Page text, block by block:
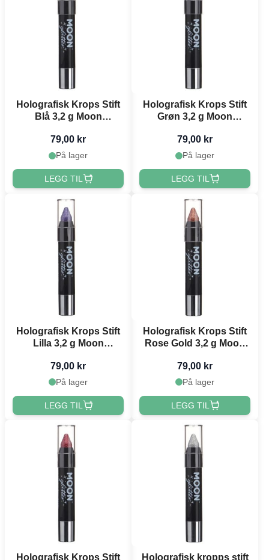
Holografisk Krops Stift
Blå 3,2 g Moon
79,00 kr
På lager
LEGG TIL
Holografisk Krops Stift
Grøn 3,2 g Moon
79,00 kr
På lager
LEGG TIL
Holografisk Krops Stift
Lilla 3,2 g Moon
79,00 kr
På lager
LEGG TIL
Holografisk Krops Stift
Rose Gold 3,2 g Moon
79,00 kr
På lager
LEGG TIL
Holografisk Krops Stift Holografisk kropps stift